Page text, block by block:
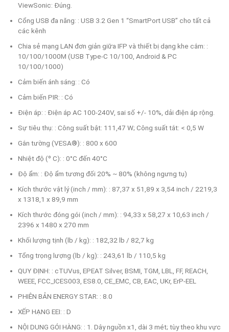
ViewSonic: Đúng.
Cổng USB đa năng: : USB 3.2 Gen 1 “SmartPort USB” cho tất cả
các kênh
Chia sẻ mạng LAN đơn giản giữa IFP và thiết bị dạng khe cắm: :
10/100/1000M (USB Type-C 10/100, Android & PC
10/100/1000)
Cảm biến ánh sáng: : Có
Cảm biến PIR: : Có
Điện áp: : Điện áp AC 100-240V, sai số +/- 10%, dải điện áp rộng.
Sự tiêu thụ: : Công suất bật: 111,47 W; Công suất tắt: < 0,5 W
Gắn tường (VESA®): : 800 x 600
Nhiệt độ (º C): : 0°C đến 40°C
Độ ẩm: : Độ ẩm tương đối 20% ~ 80% (không ngưng tụ)
Kích thước vật lý (inch / mm): : 87,37 x 51,89 x 3,54 inch / 2219,3
x 1318,1 x 89,9 mm
Kích thước đóng gói (inch / mm): : 94,33 x 58,27 x 10,63 inch /
2396 x 1480 x 270 mm
Khối lượng tịnh (lb / kg): : 182,32 lb / 82,7 kg
Tổng trọng lượng (lb / kg): : 243,61 lb / 110,5 kg
QUY ĐỊNH: : cTUVus, EPEAT Silver, BSMI, TGM, LBL, FF, REACH,
WEEE, FCC_ICES003, ES8.0, CE_EMC, CB, EAC, UKr, ErP-EEL
PHIÊN BẢN ENERGY STAR: : 8.0
XẾP HẠNG EEI: : D
NỘI DUNG GÓI HÀNG: : 1. Dây nguồn x1, dài 3 mét; tùy theo khu vực